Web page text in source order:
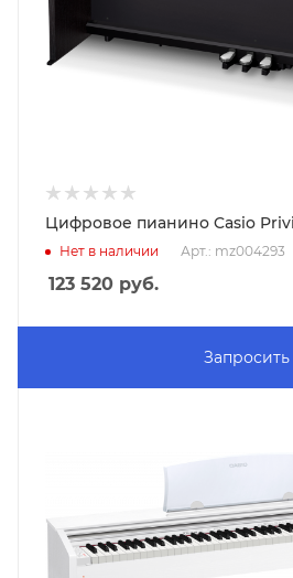
Цифровое пианино Casio
Нет в наличии Арт.: mz004293
123 520 руб.
Запросить